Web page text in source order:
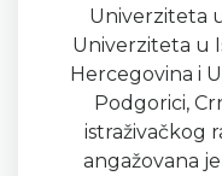
Univerziteta
Univerziteta u
Hercegovina i
Podgorici,
istraživačkog
angažovana